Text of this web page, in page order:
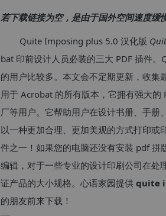
若下载链接为空，是由于国外空间速度缓
Quite Imposing plus 5.0 汉化版
bat 印前设计人员必装的三大 PDF 插件
的用户比较多。本文会不定期更新，收
用于 Acrobat 的所有版本，它拥有强大的
厂等用户。它帮助用户在设计书册、手册
以一种更加合理、更加美观的方式打印
件之一！如果您的电脑还没有安装 pdf 拼
编辑，对于一些专业的设计印刷公司在
证产品的大小规格。心语家园提供 quite
的朋友前来下载！